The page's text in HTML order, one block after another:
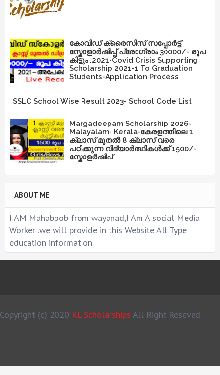
കോവിഡ് ക്രൈസിസ് സപ്പോർട്ട്
സ്കോളാർഷിപ്പ് പ്രോഗ്രാം 30000/- രൂപ
കിട്ടും ,2021-Covid Crisis Supporting
Scholarship 2021-1 To Graduation
Students-Application Process
SSLC School Wise Result 2023- School Code List
Margadeepam Scholarship 2026-
Malayalam- Kerala-കേരളത്തിലെ 1
ക്ലാസ് മുതൽ 8 ക്ലാസ് വരെ
പഠിക്കുന്ന വിദ്യാർത്ഥികൾക്ക് 1500/-
സ്കോളർഷിപ്
ABOUT ME
I AM Mahaboob from wayanad,I Am A social Media
Worker .we will provide in this Website All Type
education information
Copyright (c) 2020 KL Scholarships All Right Reseved